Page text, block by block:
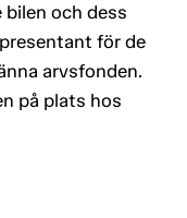
och dess
för de
arvsfonden.
på plats hos